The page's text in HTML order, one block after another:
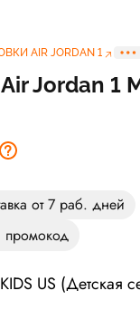
AIR JORDAN 1
Jordan 1
от 7 раб. дней
промокод
US (Детская